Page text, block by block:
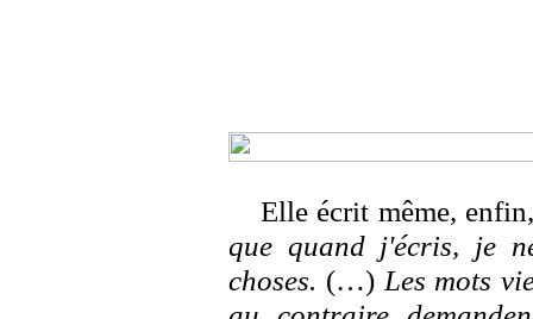
Elle écrit même,
que quand j'écris, je
choses. (…) Les mots